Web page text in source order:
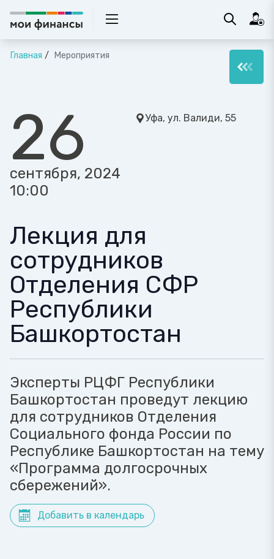
Главная Мероприятия
26
сентября, 2024
10:00
Уфа, ул. Валиди, 55
Лекция для
сотрудников
Отделения СФР
Республики
Башкортостан
Эксперты РЦФГ Республики
Башкортостан проведут лекцию
для сотрудников Отделения
Социального фонда России по
Республике Башкортостан на тему
«Программа долгосрочных
сбережений».
Добавить в календарь